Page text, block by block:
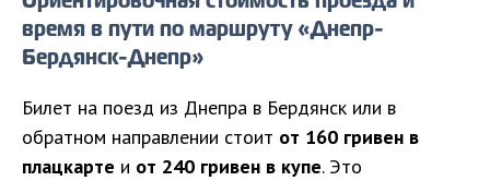
время в пути по маршруту «Днепр-
Бердянск-Днепр»
Билет на поезд из Днепра в Бердянск или в
обратном направлении стоит от 160 гривен в
плацкарте и от 240 гривен в купе. Это